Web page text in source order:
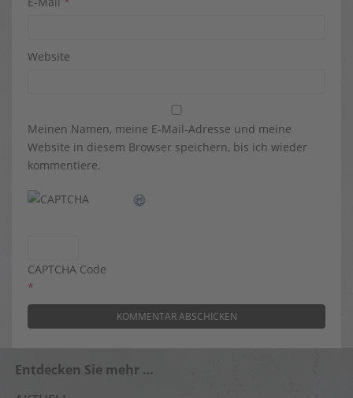
Website
Meinen Namen, meine E-Mail-Adresse und meine
Website in diesem Browser speichern, bis ich wieder
kommentiere.
CAPTCHA Code
*
Entdecken Sie mehr …